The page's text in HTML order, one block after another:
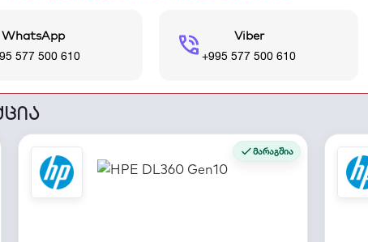
WhatsApp
577 500 610 phone_in_talk Viber
+995 577 500 610
მარაგშია